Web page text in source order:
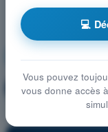
🔒 PRO
💻
Vous pouvez
vous donne accès à